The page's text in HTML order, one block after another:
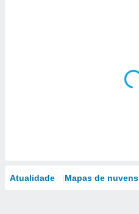
Atualidade Mapas de nuvens